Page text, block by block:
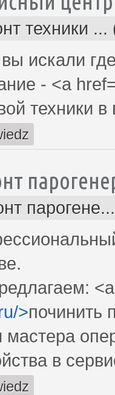
техники
искали
- <a
техники в
>починить
в